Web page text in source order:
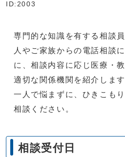
ID:2003
専門的な知識を有する相談
人やご家族からの電話相談
に、相談内容に応じ医療・
適切な関係機関を紹介します
一人で悩まずに、ひきこも
相談ください。
相談受付日